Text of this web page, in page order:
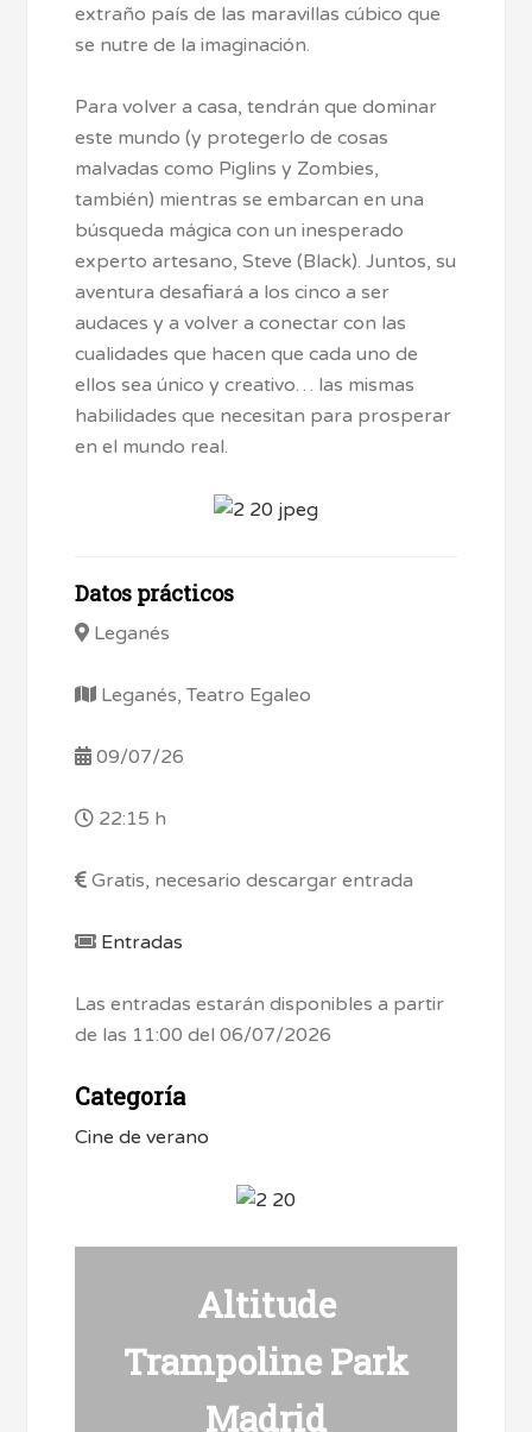
extraño país de las maravillas cúbico que
se nutre de la imaginación.
Para volver a casa, tendrán que dominar
este mundo (y protegerlo de cosas
malvadas como Piglins y Zombies,
también) mientras se embarcan en una
búsqueda mágica con un inesperado
experto artesano, Steve (Black). Juntos, su
aventura desafiará a los cinco a ser
audaces y a volver a conectar con las
cualidades que hacen que cada uno de
ellos sea único y creativo… las mismas
habilidades que necesitan para prosperar
en el mundo real.
Datos prácticos
Leganés
Leganés, Teatro Egaleo
09/07/26
22:15 h
Gratis, necesario descargar entrada
Entradas
Las entradas estarán disponibles a partir
de las 11:00 del 06/07/2026
Categoría
Cine de verano
Altitude
Trampoline Park
Madrid